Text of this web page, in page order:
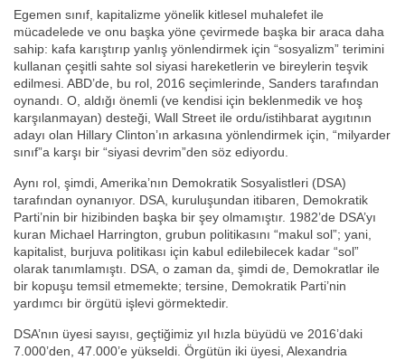
Egemen sınıf, kapitalizme yönelik kitlesel muhalefet ile
mücadelede ve onu başka yöne çevirmede başka bir araca daha
sahip: kafa karıştırıp yanlış yönlendirmek için “sosyalizm” terimini
kullanan çeşitli sahte sol siyasi hareketlerin ve bireylerin teşvik
edilmesi. ABD’de, bu rol, 2016 seçimlerinde, Sanders tarafından
oynandı. O, aldığı önemli (ve kendisi için beklenmedik ve hoş
karşılanmayan) desteği, Wall Street ile ordu/istihbarat aygıtının
adayı olan Hillary Clinton’ın arkasına yönlendirmek için, “milyarder
sınıf”a karşı bir “siyasi devrim”den söz ediyordu.
Aynı rol, şimdi, Amerika’nın Demokratik Sosyalistleri (DSA)
tarafından oynanıyor. DSA, kuruluşundan itibaren, Demokratik
Parti’nin bir hizibinden başka bir şey olmamıştır. 1982’de DSA’yı
kuran Michael Harrington, grubun politikasını “makul sol”; yani,
kapitalist, burjuva politikası için kabul edilebilecek kadar “sol”
olarak tanımlamıştı. DSA, o zaman da, şimdi de, Demokratlar ile
bir kopuşu temsil etmemekte; tersine, Demokratik Parti’nin
yardımcı bir örgütü işlevi görmektedir.
DSA’nın üyesi sayısı, geçtiğimiz yıl hızla büyüdü ve 2016’daki
7.000’den, 47.000’e yükseldi. Örgütün iki üyesi, Alexandria